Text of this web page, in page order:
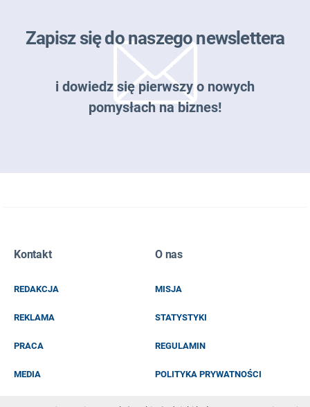
Zapisz się do naszego newslettera
i dowiedz się pierwszy o nowych
pomysłach na biznes!
EMAIL
Kontakt
REDAKCJA
REKLAMA
PRACA
MEDIA
O nas
MISJA
STATYSTYKI
REGULAMIN
POLITYKA PRYWATNOŚCI